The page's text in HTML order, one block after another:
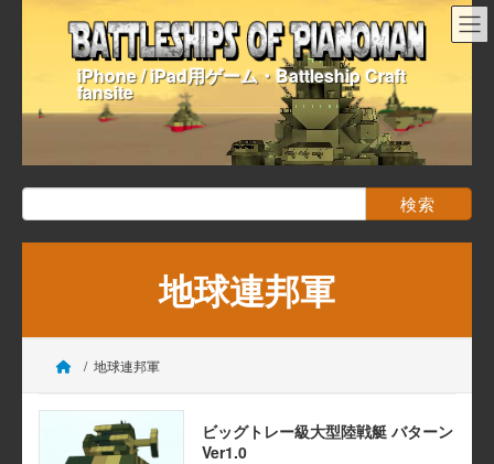
へ
キ
ッ
ョ
に
移
iPhone / iPad用ゲーム・Battleship Craft
fansite
検
索:
地球連邦軍
地球連邦軍
ビッグトレー級大型陸戦艇 バターン
Ver1.0